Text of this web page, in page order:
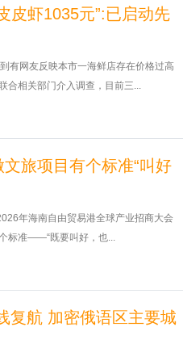
皮虾1035元”:已启动先
有网友反映本市一海鲜店存在价格过高
合相关部门介入调查，目前三...
旅项目有个标准“叫好
年海南自由贸易港全球产业招商大会
标准——“既要叫好，也...
复航 加密俄语区主要城